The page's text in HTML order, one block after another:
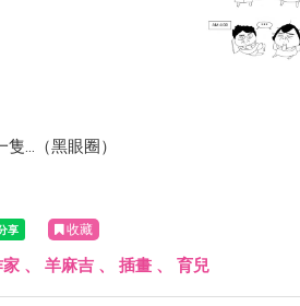
...（黑眼圈）
收藏
家 、 羊麻吉 、 插畫 、 育兒